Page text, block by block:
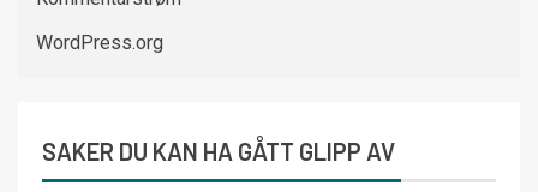
WordPress.org
SAKER DU KAN HA GÅTT GLIPP AV